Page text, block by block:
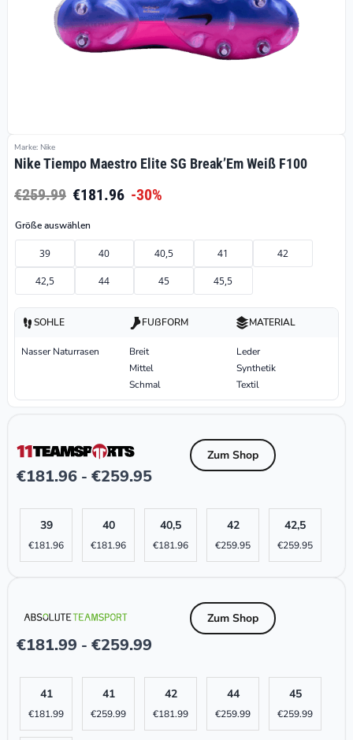
Marke: Nike
Nike Tiempo Maestro Elite SG Break’Em Weiß F100
€259.99 €181.96 -30%
Größe auswählen
39 40 40,5 41 42
42,5 44 45 45,5
SOHLE
Nasser Naturrasen
FUßFORM
Breit
Mittel
Schmal
MATERIAL
Leder
Synthetik
Textil
€181.96 - €259.95
Zum Shop
39
€181.96
40
€181.96
40,5
€181.96
42
€259.95
42,5
€259.95
€181.99 - €259.99
Zum Shop
41
€181.99
41
€259.99
42
€181.99
44
€259.99
45
€259.99